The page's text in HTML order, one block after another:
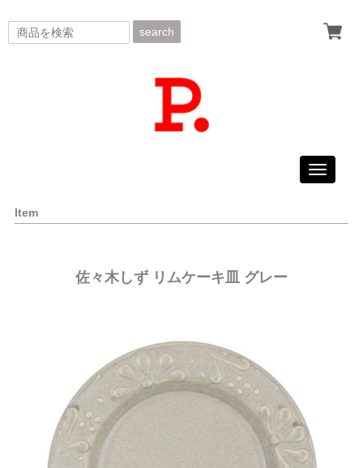
search
Toggle
Item
佐々木しず リムケーキ皿 グレー